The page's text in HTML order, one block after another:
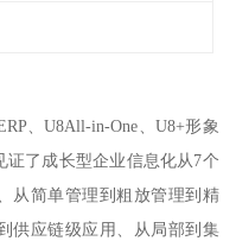
、U8All-in-One、U8+形象
了成长型企业信息化从7个
从简单管理到粗放管理到精
供应链级应用、从局部到集